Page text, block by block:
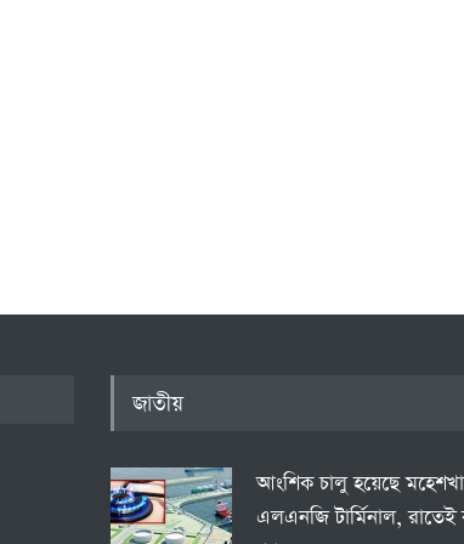
জাতীয়
আংশিক চালু হয়েছে
এলএনজি টার্মিনাল, রাতেই